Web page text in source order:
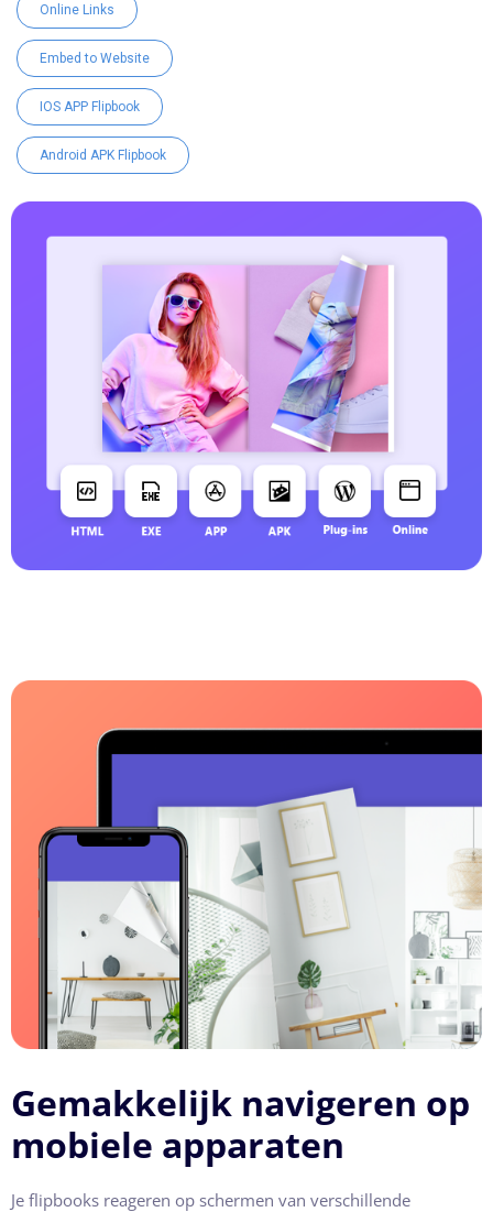
Online Links
Embed to Website
IOS APP Flipbook
Android APK Flipbook
Gemakkelijk navigeren op
mobiele apparaten
Je flipbooks reageren op schermen van verschillende